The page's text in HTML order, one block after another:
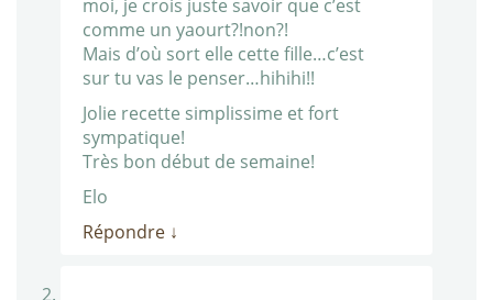
moi, je crois juste savoir que c’est
comme un yaourt?!non?!
Mais d’où sort elle cette fille…c’est
sur tu vas le penser…hihihi!!
Jolie recette simplissime et fort
sympatique!
Très bon début de semaine!
Elo
Répondre ↓